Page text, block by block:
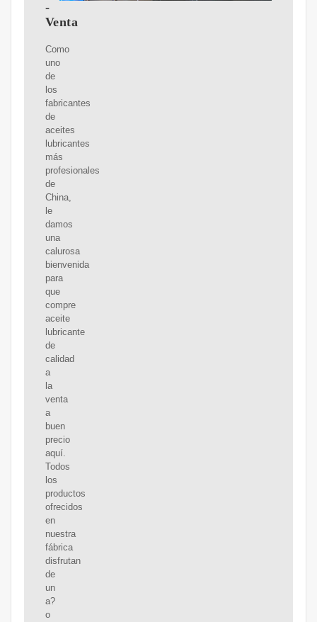
-
Venta
Como
uno
de
los
fabricantes
de
aceites
lubricantes
más
profesionales
de
China,
le
damos
una
calurosa
bienvenida
para
que
compre
aceite
lubricante
de
calidad
a
la
venta
a
buen
precio
aquí.
Todos
los
productos
ofrecidos
en
nuestra
fábrica
disfrutan
de
un
a?
o